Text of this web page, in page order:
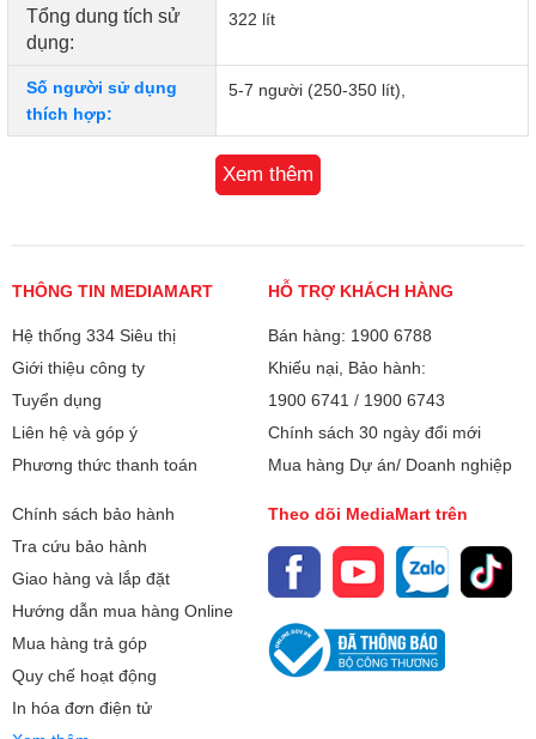
Tổng dung tích sử
dụng:
322 lít
Số người sử dụng
thích hợp:
5-7 người (250-350 lít),
Mặt gương
Tủ lạnh Inverter -
tiết kiệm điện:
Công nghệ làm
lạnh trên Tủ lạnh:
Luồng khí lạnh đa chiều Multi Air Flow
Công nghệ No Frost
Công nghệ khử
Than hoạt tính
645x704x1937mm
Bảo hành 24 tháng
Xuất xứ Trung Quốc
Xem thêm
THÔNG TIN MEDIAMART
Hệ thống 334 Siêu thị
Giới thiệu công ty
Tuyển dụng
Liên hệ và góp ý
Phương thức thanh toán
HỖ TRỢ KHÁCH HÀNG
Bán hàng: 1900 6788
Khiếu nại, Bảo hành:
1900 6741 / 1900 6743
Chính sách 30 ngày đổi mới
Mua hàng Dự án/ Doanh nghiệp
Chính sách bảo hành
Tra cứu bảo hành
Giao hàng và lắp đặt
Hướng dẫn mua hàng Online
Mua hàng trả góp
Quy chế hoạt động
In hóa đơn điện tử
Theo dõi MediaMart trên